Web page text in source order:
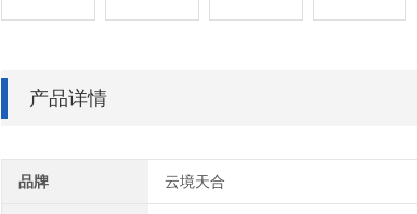
产品详情
品牌 云境天合